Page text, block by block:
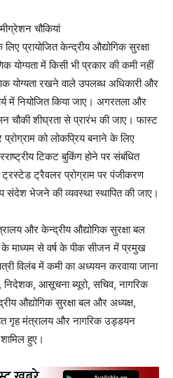
चौकियां
प्रायोजित केन्द्रीय औद्योगिक सुरक्षा
में किसी भी प्रकार की कमी नहीं
योग्यता रखने वाले उपलब्ध अधिकारी और
में नियोजित किया जाए। अगरतला और
चौकी शीघ्रता से प्रारंभ की जाए। फास्ट
को लोकप्रिय बनाने के लिए
टिकट बुकिंग होने पर संबंधित
ट्रैवलर प्रोग्राम पर पंजीकरण
भेजने की व्यवस्था स्थापित की जाए।
और केन्द्रीय औद्योगिक सुरक्षा बल
के माध्यम से वर्ष के पीक सीजन में प्रमुख
विलंब में कमी का अध्ययन करवाया जाना
निदेशक, आसूचना ब्यूरो, सचिव, नागरिक
औद्योगिक सुरक्षा बल और अध्यक्ष,
गृह मंत्रालय और नागरिक उड्डयन
हुए।